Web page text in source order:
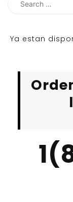
Ya estan